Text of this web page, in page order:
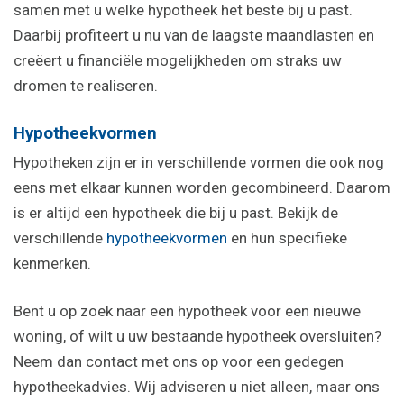
samen met u welke hypotheek het beste bij u past.
Daarbij profiteert u nu van de laagste maandlasten en
creëert u financiële mogelijkheden om straks uw
dromen te realiseren.
Hypotheekvormen
Hypotheken zijn er in verschillende vormen die ook nog
eens met elkaar kunnen worden gecombineerd. Daarom
is er altijd een hypotheek die bij u past. Bekijk de
verschillende hypotheekvormen en hun specifieke
kenmerken.
Bent u op zoek naar een hypotheek voor een nieuwe
woning, of wilt u uw bestaande hypotheek oversluiten?
Neem dan contact met ons op voor een gedegen
hypotheekadvies. Wij adviseren u niet alleen, maar ons